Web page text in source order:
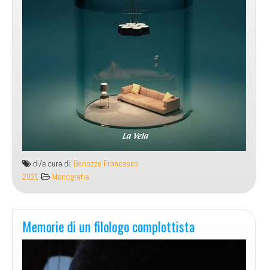
di/a cura di: Benozzo Francesco
2021
Monografia
Memorie di un filologo complottista